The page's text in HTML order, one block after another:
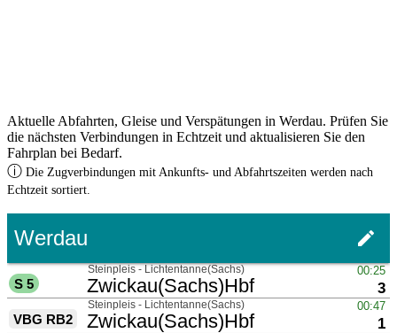
Aktuelle Abfahrten, Gleise und Verspätungen in Werdau. Prüfen Sie
die nächsten Verbindungen in Echtzeit und aktualisieren Sie den
Fahrplan bei Bedarf.
ⓘ Die Zugverbindungen mit Ankunfts- und Abfahrtszeiten werden nach
Echtzeit sortiert.